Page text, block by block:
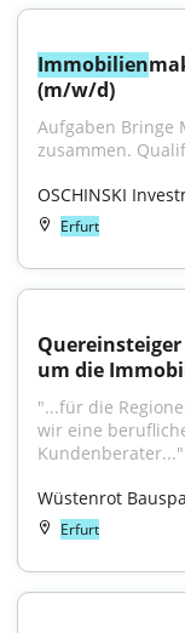
Immobilien
(m/w/d)
Aufgaben Bringe
zusammen.
OSCHINSKI
Erfurt
um die
"...für die
wir eine
Kundenberater..."
Wüstenrot
Erfurt